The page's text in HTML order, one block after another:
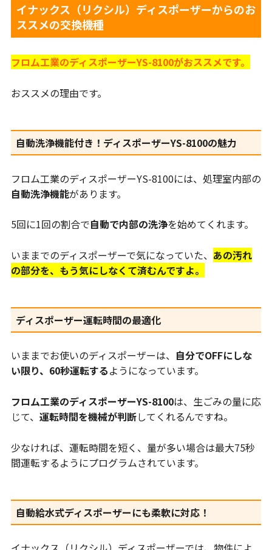
イナックス（リクシル）ディスポーザーからのお
ススメの交換機種
フロム工業のディスポーザーYS-8100がおススメです。
おススメの理由です。
自動洗浄機能付き！ディスポーザーYS-8100の魅力
フロム工業のディスポーザーYS-8100には、処理室内部の
自動洗浄機能があります。
5回に1回の割合で自動で内部の洗浄を始めてくれます。
いままでのディスポーザーで気になっていた、 あの汚れ
の部分を、もう気にしなくて済むんですよ。
ディスポーザー運転時間の最適化
いままでお使いのディスポーザーは、 自分でOFFにしな
い限り、60秒運転するようになっています。
フロム工業のディスポーザーYS-8100は、生ごみの量に応
じて、 運転時間を機械が判断してくれるんですね。
少なければ、運転時間を短く、量が多い場合は最大75秒
間運転するようにプログラムされています。
自動給水式ディスポーザーにも柔軟に対応！